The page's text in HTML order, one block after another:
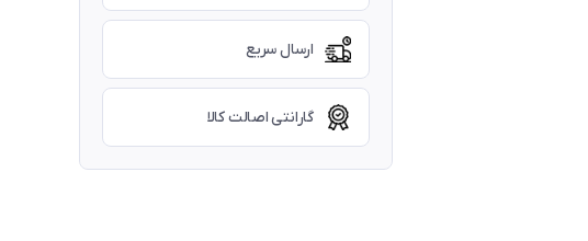
ارسال سریع
گارانتی اصالت کالا